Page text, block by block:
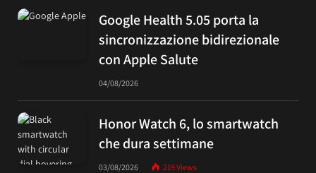
Google Health 5.05 porta la
sincronizzazione bidirezionale
con Apple Salute
04/08/2026
Honor Watch 6, lo smartwatch
che dura settimane
03/08/2026 219Views